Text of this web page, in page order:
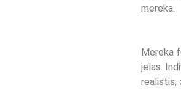
mereka.
Mereka
jelas.
realistis,